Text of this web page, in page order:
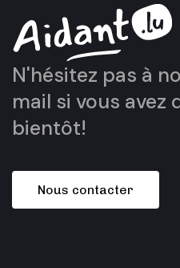
N'hésitez pas à
mail si vous avez
bientôt!
Nous contacter